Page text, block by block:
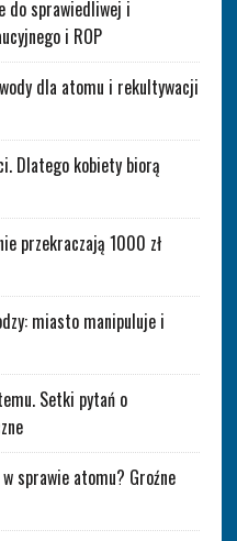
do sprawiedliwej i
i ROP
dla atomu i rekultywacji
Dlatego kobiety biorą
przekraczają 1000 zł
miasto manipuluje i
Setki pytań o
sprawie atomu? Groźne